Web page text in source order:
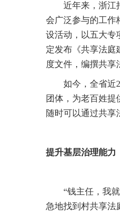
近年来，浙江
会广泛参与的工作
设活动，以五大专
定发布《共享法庭
度文件，编撰共享
如今，全省近
团体，为老百姓提
随时可以通过共享
提升基层治理能力
“钱主任，我
急地找到村共享法